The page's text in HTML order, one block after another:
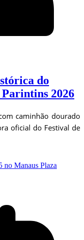
do
2026
caminhão dourado
oficial do Festival de